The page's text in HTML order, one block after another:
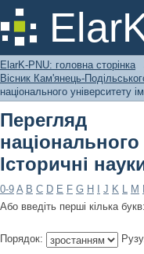
Перегляд
Івана Огієнка.
ElarK-PNU: головна сторінка
Вісник Кам'янець-
національного університету
Перегляд
Історичні
0-9 A B C D E F G H J K L M
Або введіть перші кілька букв:
Порядок: